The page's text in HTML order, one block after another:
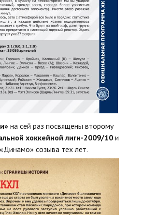
на сей раз посвящены второму
хоккейной лиги-2009/10и
созыва тех лет.